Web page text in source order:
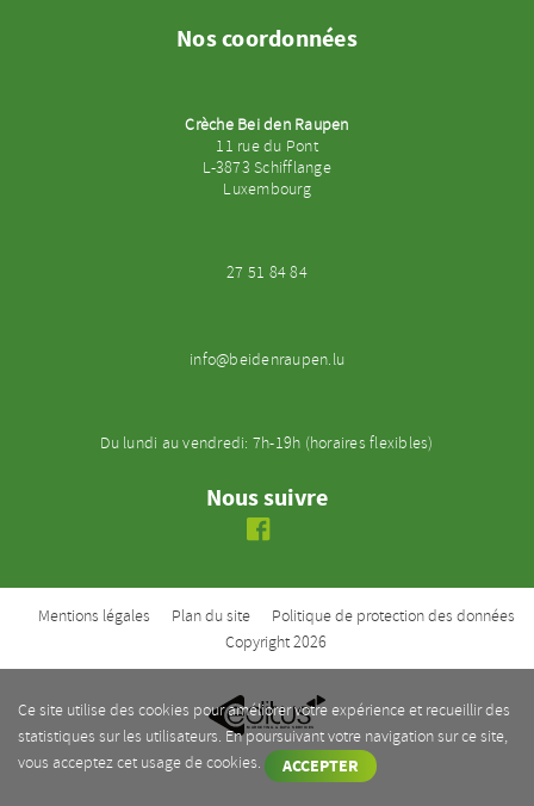
Nos coordonnées
Crèche Bei den Raupen
11 rue du Pont
L-3873 Schifflange
Luxembourg
27 51 84 84
info@beidenraupen.lu
Du lundi au vendredi: 7h-19h (horaires flexibles)
Nous suivre
Mentions légales Plan du site
Politique de protection des données
Copyright 2026
MARKETING & DATA SERVICES
Ce site utilise des cookies pour améliorer votre expérience et recueillir des
statistiques sur les utilisateurs. En poursuivant votre navigation sur ce site,
vous acceptez cet usage de cookies.